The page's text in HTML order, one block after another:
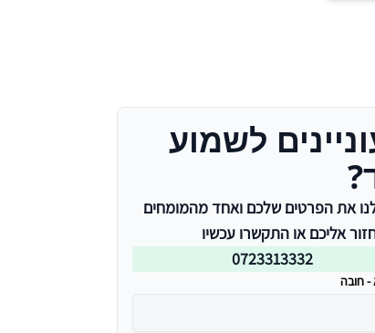
לשמוע
את הפרטים שלכם ואחד מהמומחים
אליכם או התקשרו עכשיו
0723313332
חובה